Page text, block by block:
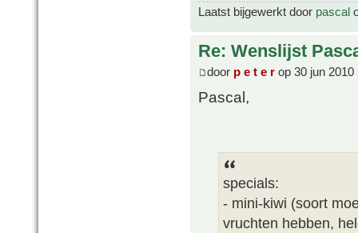
Laatst bijgewerkt door pascal
Re: Wenslijst
door p e t e r op 30 jun 2010
Pascal,
specials:
- mini-kiwi (soort
vruchten hebben,